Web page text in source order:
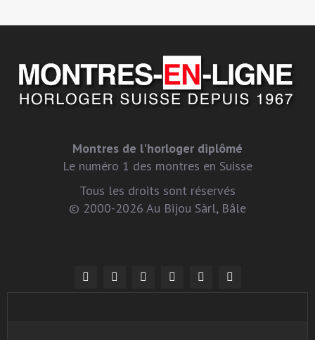
Montres de l'horloger diplômé
Le numéro 1 des montres en Suisse
Tous les droits sont réservés
© 2000-2026 Au Bijou Sàrl, Bâle